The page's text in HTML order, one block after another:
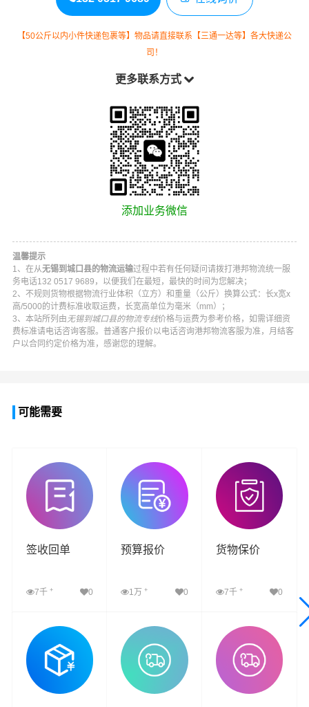
【50公斤以内小件快递包裹等】物品请直接联系【三通一达等】各大快递公
司！
更多联系方式
添加业务微信
温馨提示
1、在从无锡到城口县的物流运输过程中若有任何疑问请拨打 港邦物流统一服
务电话132 0517 9689 ，以便我们在最短，最快的时间为您解决；
2、不规则货物根据物流行业体积（立方）和重量（公斤）换算公式：长x宽x
高/5000的计费标准收取运费，长宽高单位为毫米（mm）；
3、本站所列由无锡到城口县的物流专线价格与运费为参考价格，如需详细资
费标准请电话咨询客服。普通客户报价以电话咨询港邦物流客服为准，月结客
户以合同约定价格为准，感谢您的理解。
可能需要
签收回单
7千 + 0
查看详细
预算报价
1万+ 0
查看详细
货物保价
7千 + 0
查看详细